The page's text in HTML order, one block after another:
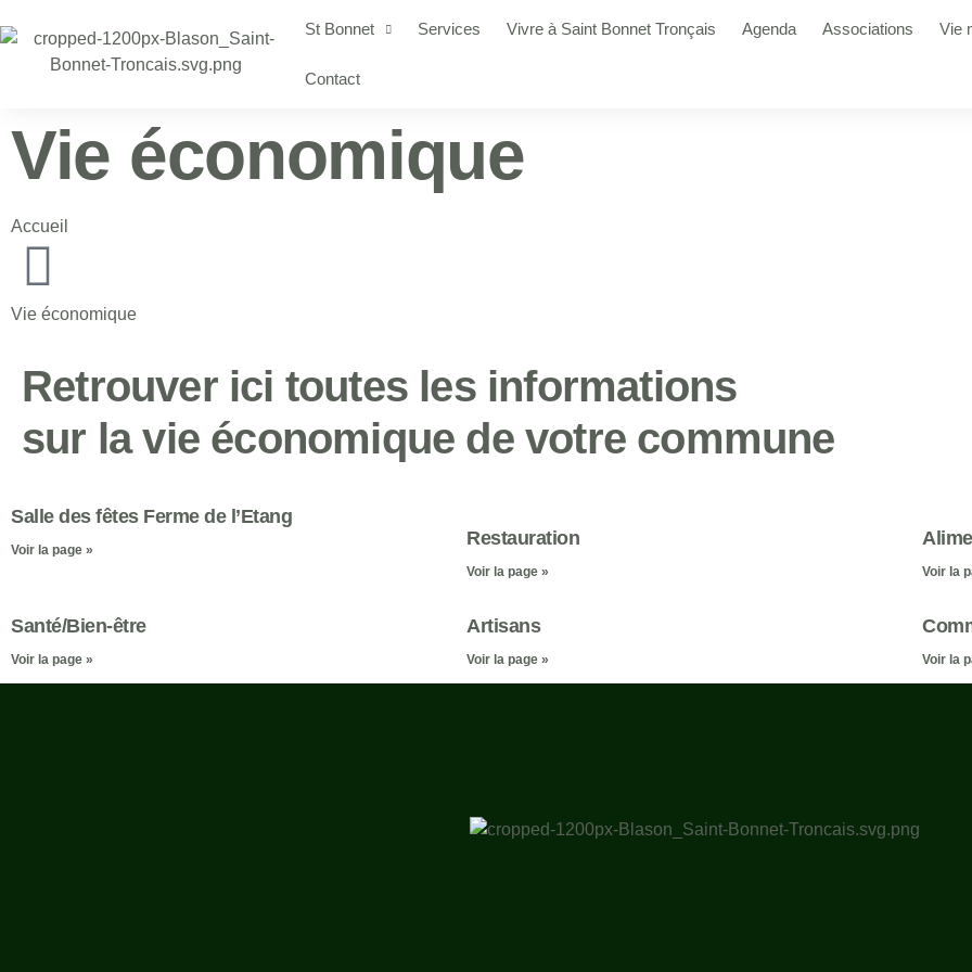
St Bonnet Services Vivre à Saint Bonnet Tronçais Agenda Associations Vie
Contact
Vie économique
Accueil
Vie économique
Retrouver ici toutes les informations
sur la vie économique de votre commune
Salle des fêtes Ferme de l’Etang
Voir la page »
Restauration
Voir la page » Voir la
Santé/Bien-être
Voir la page »
Artisans
Voir la page » Voir la